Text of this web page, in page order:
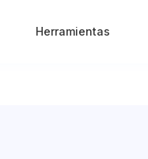
Herramientas